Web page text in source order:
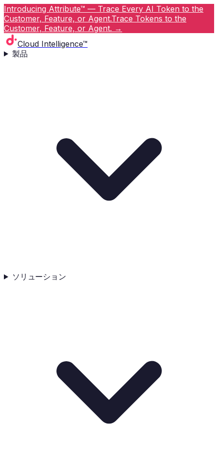
Introducing Attribute™ — Trace Every AI Token to the
Customer, Feature, or Agent.Trace Tokens to the
Customer, Feature, or Agent. →
Cloud Intelligence™
製品
ソリューション